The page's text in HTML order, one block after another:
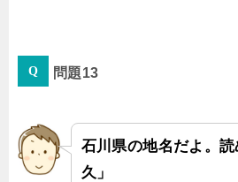
「大」ってつけなくてもい
栃木県にも「大豆田」って
って「おおまめだ」と読む
問題13
石川県の地名だよ。
久」